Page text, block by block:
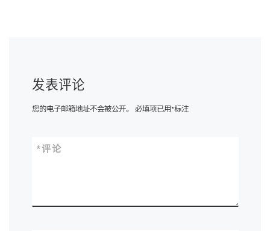
发表评论
您的电子邮箱地址不会被公开。 必填项已用*标注
评论
*